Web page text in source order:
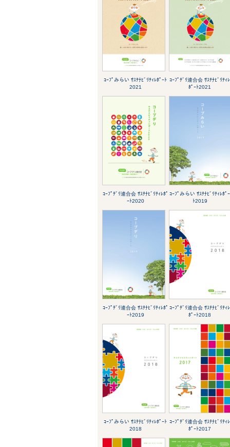
ｺｰﾌﾟみらい ｻｽﾃﾅﾋﾞﾘﾃｨﾚﾎﾟｰﾄ
2021
ｺｰﾌﾟﾃﾞﾘ連合会 ｻｽﾃﾅﾋﾞﾘﾃｨﾚ
ﾎﾟｰﾄ2021
ｺｰﾌﾟﾃﾞﾘ連合会 ｻｽﾃﾅﾋﾞﾘﾃｨﾚﾎﾟ
ｰﾄ2020
ｺｰﾌﾟみらい ｻｽﾃﾅﾋﾞﾘﾃｨﾚﾎﾟｰ
ﾄ2019
ｺｰﾌﾟﾃﾞﾘ連合会 ｻｽﾃﾅﾋﾞﾘﾃｨﾚﾎﾟ
ｰﾄ2019
ｺｰﾌﾟﾃﾞﾘ連合会 ｻｽﾃﾅﾋﾞﾘﾃｨﾚ
ﾎﾟｰﾄ2018
ｺｰﾌﾟみらい ｻｽﾃﾅﾋﾞﾘﾃｨﾚﾎﾟｰﾄ
2018
ｺｰﾌﾟﾃﾞﾘ連合会 ｻｽﾃﾅﾋﾞﾘﾃｨﾚ
ﾎﾟｰﾄ2017